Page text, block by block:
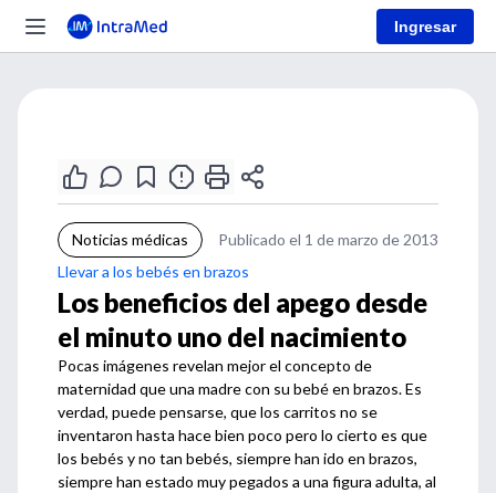
Ingresar
Noticias médicas
Publicado el 1 de marzo de 2013
Llevar a los bebés en brazos
Los beneficios del apego desde
el minuto uno del nacimiento
Pocas imágenes revelan mejor el concepto de
maternidad que una madre con su bebé en brazos. Es
verdad, puede pensarse, que los carritos no se
inventaron hasta hace bien poco pero lo cierto es que
los bebés y no tan bebés, siempre han ido en brazos,
siempre han estado muy pegados a una figura adulta, al